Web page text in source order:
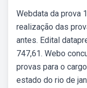
Webdata da prova
realização das
antes. Edital
747,61. Webo
provas para o
estado do rio de